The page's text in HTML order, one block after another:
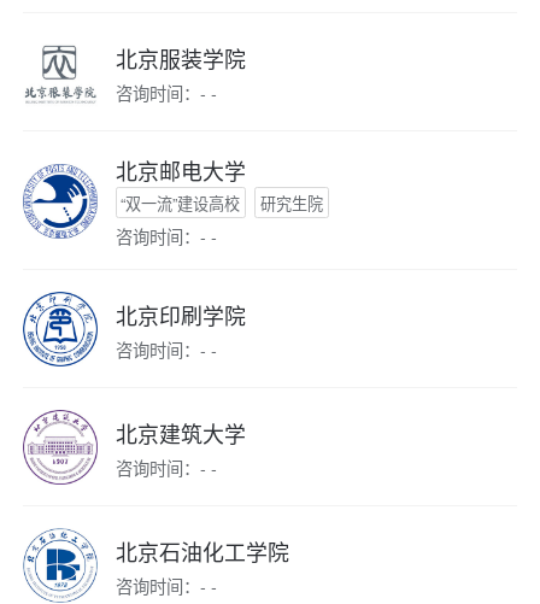
北京服装学院
咨询时间：- -
北京邮电大学
“双一流”建设高校 研究生院
咨询时间：- -
北京印刷学院
咨询时间：- -
北京建筑大学
咨询时间：- -
北京石油化工学院
咨询时间：- -